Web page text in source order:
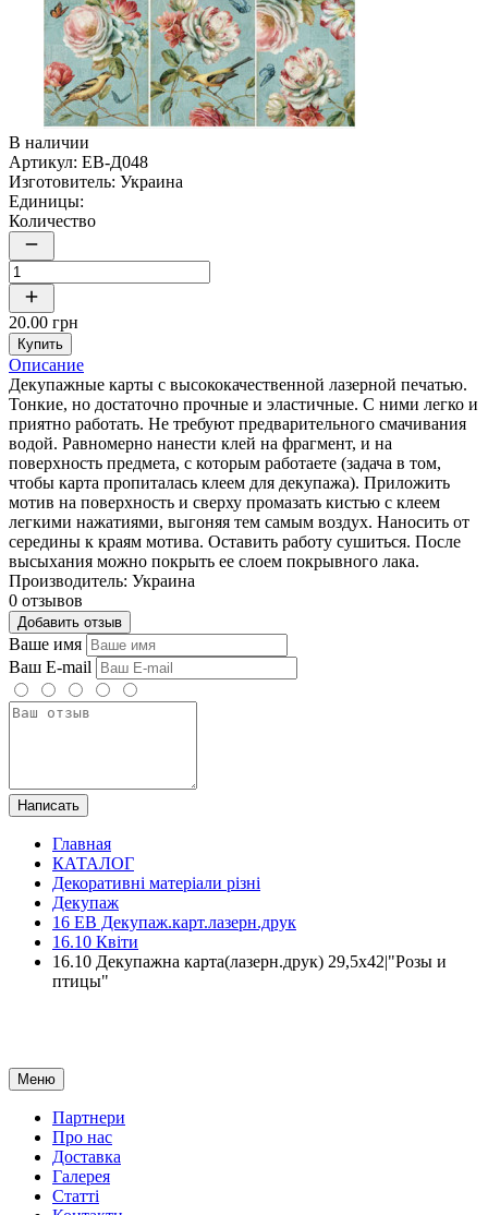
В наличии
Артикул: ЕВ-Д048
Изготовитель: Украина
Единицы:
Количество
20.00 грн
Купить
Описание
Декупажные карты с высококачественной лазерной печатью.
Тонкие, но достаточно прочные и эластичные. С ними легко и
приятно работать. Не требуют предварительного смачивания
водой. Равномерно нанести клей на фрагмент, и на
поверхность предмета, с которым работаете (задача в том,
чтобы карта пропиталась клеем для декупажа). Приложить
мотив на поверхность и сверху промазать кистью с клеем
легкими нажатиями, выгоняя тем самым воздух. Наносить от
середины к краям мотива. Оставить работу сушиться. После
высыхания можно покрыть ее слоем покрывного лака.
Производитель: Украина
0 отзывов
Добавить отзыв
Ваше имя
Ваш E-mail
Написать
Главная
КАТАЛОГ
Декоративні матеріали різні
Декупаж
16 ЕВ Декупаж.карт.лазерн.друк
16.10 Квіти
16.10 Декупажна карта(лазерн.друк) 29,5х42|"Розы и
птицы"
Меню
Партнери
Про нас
Доставка
Галерея
Статтi